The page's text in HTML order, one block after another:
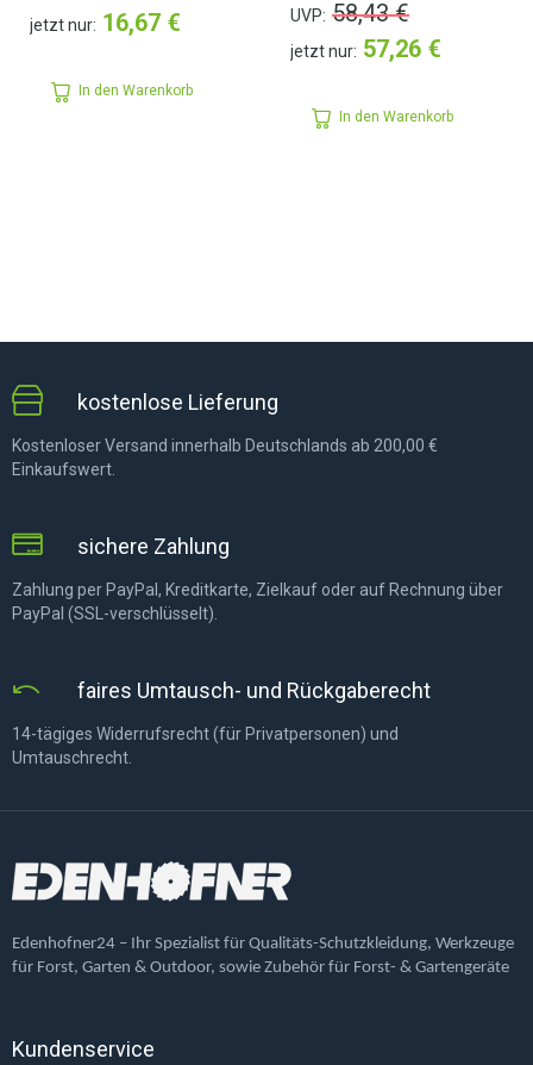
jetzt nur: 16,67 €
In den Warenkorb
UVP: 58,43€
jetzt nur: 57,26 €
In den Warenkorb
kostenlose Lieferung
Kostenloser Versand innerhalb Deutschlands ab 200,00 €
Einkaufswert.
sichere Zahlung
Zahlung per PayPal, Kreditkarte, Zielkauf oder auf Rechnung über
PayPal (SSL-verschlüsselt).
faires Umtausch- und Rückgaberecht
14-tägiges Widerrufsrecht (für Privatpersonen) und
Umtauschrecht.
Edenhofner24 – Ihr Spezialist für Qualitäts-Schutzkleidung, Werkzeuge
für Forst, Garten & Outdoor, sowie Zubehör für Forst- & Gartengeräte
Kundenservice